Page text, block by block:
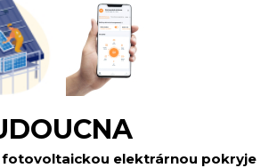
fotovoltaickou elektrárnou pokryje